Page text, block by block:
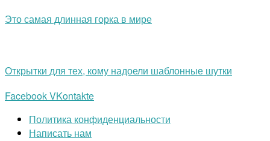
Это самая длинная горка в мире
Открытки для тех, кому надоели шаблонные шутки
FacebookVKontakte
Политика конфиденциальности
Написать нам